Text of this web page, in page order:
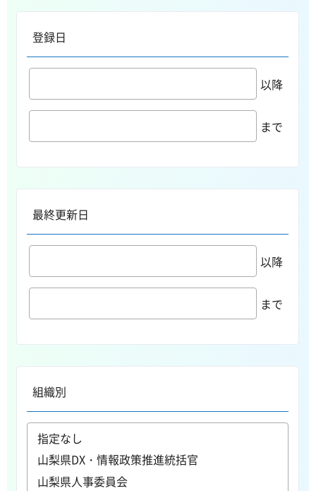
登録日
以降
まで
最終更新日
以降
まで
組織別